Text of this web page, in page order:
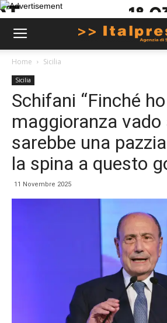
Home Sicilia
Sicilia
Schifani “Finché
maggioranza vado
sarebbe una
la spina a questo
11 Novembre 2025